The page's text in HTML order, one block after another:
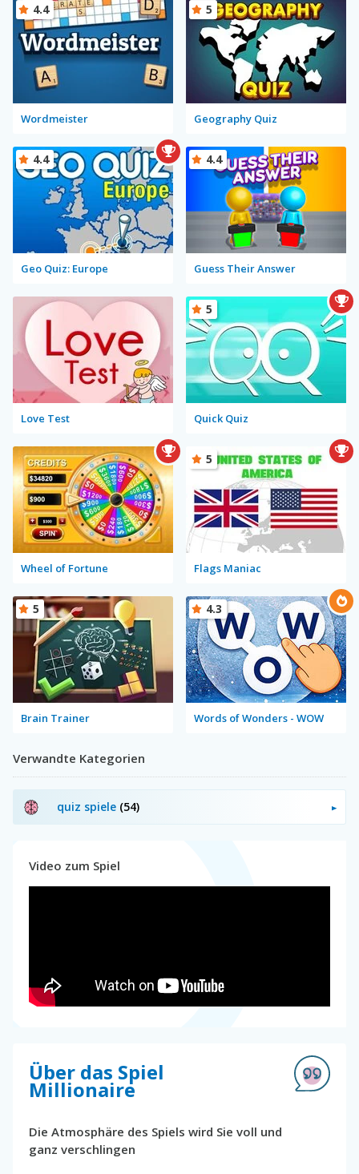
Wordmeister
4.4
Geography Quiz
5
Geo Quiz: Europe
4.4
Guess Their Answer
4.4
Love Test Quick Quiz
5
Wheel of Fortune Flags Maniac
5
Brain Trainer
5
Words of Wonders - WOW
4.3
Verwandte Kategorien
quiz spiele (54)
Video zum Spiel
Über das Spiel
Millionaire
Die Atmosphäre des Spiels wird Sie voll und
ganz verschlingen